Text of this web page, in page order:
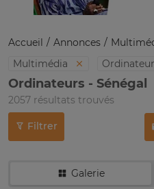
Accueil Annonces
Multimédia
Ordinateurs - Sénégal
2057 résultats trouvés
Filtrer
Galerie